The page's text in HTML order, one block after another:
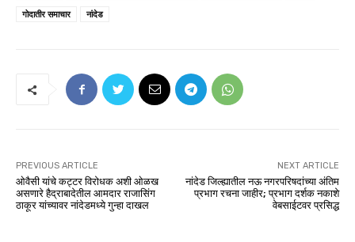
गोदातीर समाचार
नांदेड
PREVIOUS ARTICLE
ओवैसी यांचे कट्टर विरोधक अशी ओळख
असणारे हैद्राबादेतील आमदार राजासिंग
ठाकूर यांच्यावर नांदेडमध्ये गुन्हा दाखल
NEXT ARTICLE
नांदेड जिल्ह्यातील नऊ नगरपरिषदांच्या अंतिम
प्रभाग रचना जाहीर; प्रभाग दर्शक नकाशे
वेबसाईटवर प्रसिद्ध